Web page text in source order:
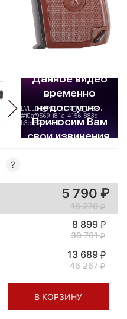
5 790
16 270
8 899
30 701
13 689
46 267
В КОРЗИНУ